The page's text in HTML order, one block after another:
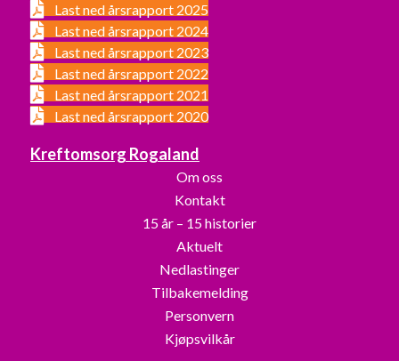
Last ned årsrapport 2025
Last ned årsrapport 2024
Last ned årsrapport 2023
Last ned årsrapport 2022
Last ned årsrapport 2021
Last ned årsrapport 2020
Kreftomsorg Rogaland
Om oss
Kontakt
15 år – 15 historier
Aktuelt
Nedlastinger
Tilbakemelding
Personvern
Kjøpsvilkår